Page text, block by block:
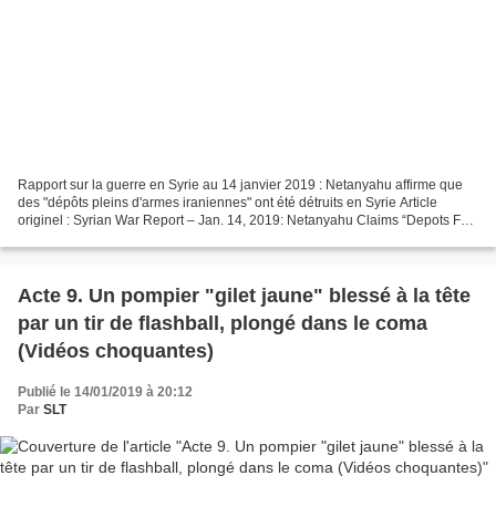
Rapport sur la guerre en Syrie au 14 janvier 2019 : Netanyahu affirme que
des "dépôts pleins d'armes iraniennes" ont été détruits en Syrie Article
originel : Syrian War Report – Jan. 14, 2019: Netanyahu Claims “Depots Full
Acte 9. Un pompier "gilet jaune" blessé à la tête
par un tir de flashball, plongé dans le coma
(Vidéos choquantes)
Publié le 14/01/2019 à 20:12
Par SLT